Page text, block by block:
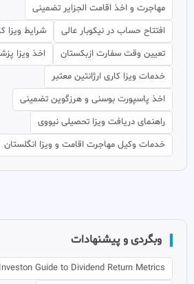
مهاجرت و اخذ اقامت الجزایر تضمینی
افتتاح حساب در نیکوبار عالی
شرایط ویزا
تعیین وقت سفارت ازبکستان
اخذ ویزا
خدمات ویزا کاری ارژانتین معتبر
اخذ پاسپورت بوسنی و هرزگوین تضمینی
راهنمای دریافت ویزا تحصیلی نیووی
خدمات وکیل مهاجرت اقامت و ویزا انگلستان
وبگردی و پیشنهادات
Investon Guide to Dividend Return Metrics